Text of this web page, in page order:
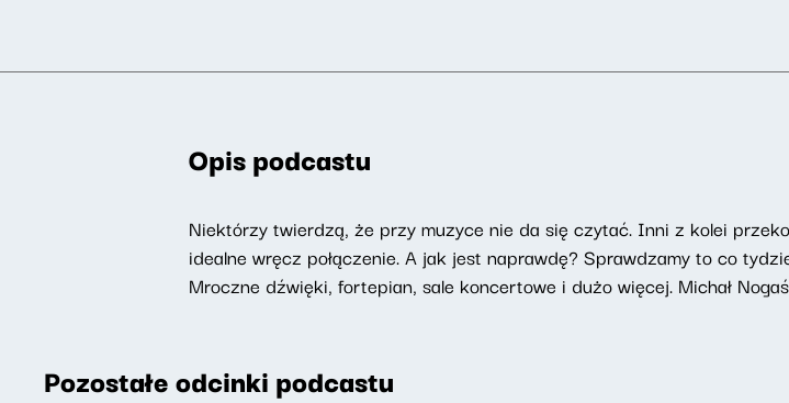
Opis podcastu
Niektórzy twierdzą, że przy muzyce nie da się czytać. Inni z kolei
idealne wręcz połączenie. A jak jest naprawdę? Sprawdzamy to co
Mroczne dźwięki, fortepian, sale koncertowe i dużo więcej. Michał
Pozostałe odcinki podcastu